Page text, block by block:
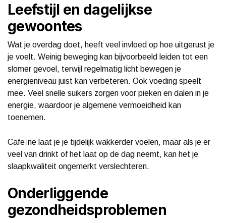
Leefstijl en dagelijkse
gewoontes
Wat je overdag doet, heeft veel invloed op hoe uitgerust je
je voelt. Weinig beweging kan bijvoorbeeld leiden tot een
slomer gevoel, terwijl regelmatig licht bewegen je
energieniveau juist kan verbeteren. Ook voeding speelt
mee. Veel snelle suikers zorgen voor pieken en dalen in je
energie, waardoor je algemene vermoeidheid kan
toenemen.
Cafeïne laat je je tijdelijk wakkerder voelen, maar als je er
veel van drinkt of het laat op de dag neemt, kan het je
slaapkwaliteit ongemerkt verslechteren.
Onderliggende
gezondheidsproblemen